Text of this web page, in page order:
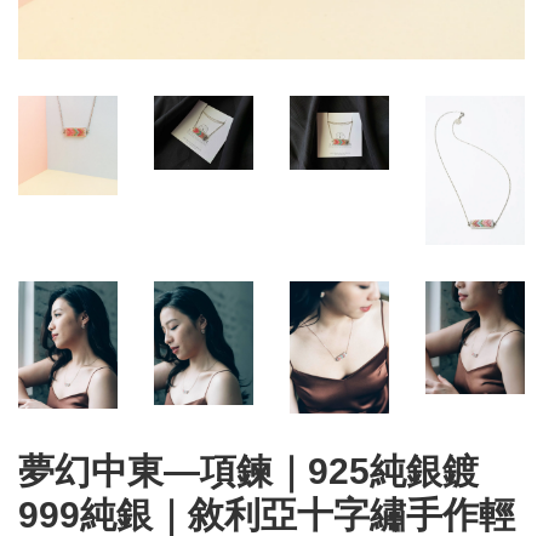
夢幻中東—項鍊｜925純銀鍍
999純銀｜敘利亞十字繡手作輕